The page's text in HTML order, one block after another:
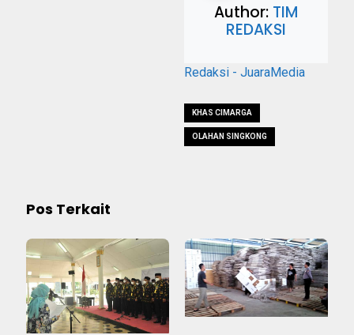
Author: TIM
REDAKSI
Redaksi - JuaraMedia
KHAS CIMARGA
OLAHAN SINGKONG
Pos Terkait